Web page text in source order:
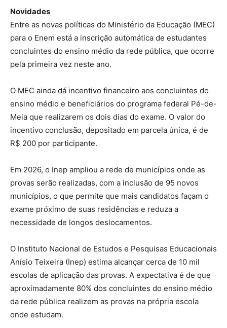
Novidades
Entre as novas políticas do Ministério da Educação (MEC)
para o Enem está a inscrição automática de estudantes
concluintes do ensino médio da rede pública, que ocorre
pela primeira vez neste ano.
O MEC ainda dá incentivo financeiro aos concluintes do
ensino médio e beneficiários do programa federal Pé-de-
Meia que realizarem os dois dias do exame. O valor do
incentivo conclusão, depositado em parcela única, é de
R$ 200 por participante.
Em 2026, o Inep ampliou a rede de municípios onde as
provas serão realizadas, com a inclusão de 95 novos
municípios, o que permite que mais candidatos façam o
exame próximo de suas residências e reduza a
necessidade de longos deslocamentos.
O Instituto Nacional de Estudos e Pesquisas Educacionais
Anísio Teixeira (Inep) estima alcançar cerca de 10 mil
escolas de aplicação das provas. A expectativa é de que
aproximadamente 80% dos concluintes do ensino médio
da rede pública realizem as provas na própria escola
onde estudam.